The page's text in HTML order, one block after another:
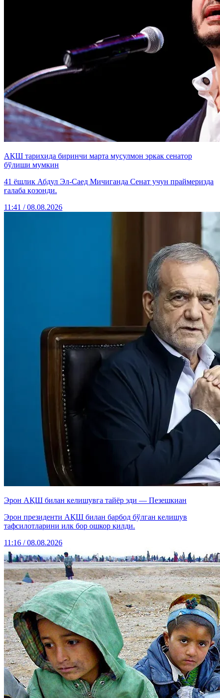
АҚШ тарихида биринчи марта мусулмон эркак сенатор
бўлиши мумкин
41 ёшлик Абдул Эл-Саед Мичиганда Сенат учун праймеризда
ғалаба қозонди.
11:41 / 08.08.2026
Эрон АҚШ билан келишувга тайёр эди — Пезешкиан
Эрон президенти АҚШ билан барбод бўлган келишув
тафсилотларини илк бор ошкор қилди.
11:16 / 08.08.2026